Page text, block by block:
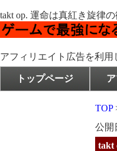
takt op. 運命は真紅き旋律
アフィリエイト広告を利用
トップページ
TOP
公開
takt